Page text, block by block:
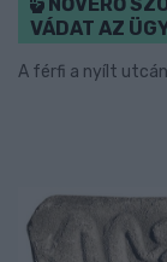
NŐVERŐ
VÁDAT AZ
A férfi a nyílt